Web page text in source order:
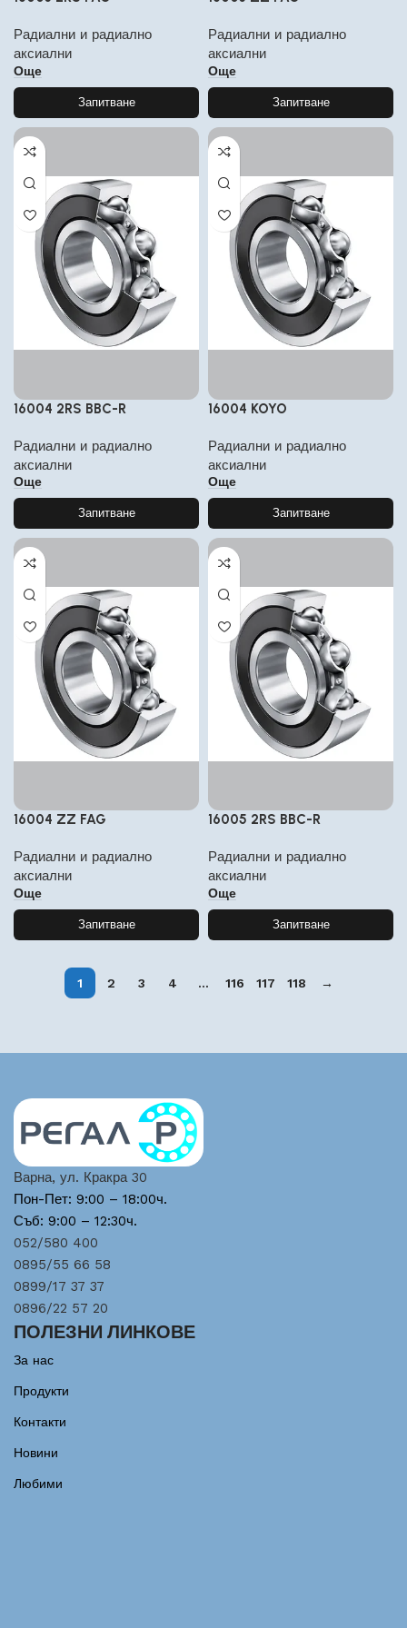
Радиални и радиално
аксиални
Още
Запитване
Радиални и радиално
аксиални
Още
Запитване
16004 2RS BBC-R
Радиални и радиално
аксиални
Още
Запитване
16004 KOYO
Радиални и радиално
аксиални
Още
Запитване
16004 ZZ FAG
Радиални и радиално
аксиални
Още
Запитване
16005 2RS BBC-R
Радиални и радиално
аксиални
Още
Запитване
1 2 3 4 … 116 117 118 →
Варна, ул. Кракра 30
Пон-Пет: 9:00 – 18:00ч.
Съб: 9:00 – 12:30ч.
052/580 400
0895/55 66 58
0899/17 37 37
0896/22 57 20
ПОЛЕЗНИ ЛИНКОВЕ
За нас
Продукти
Контакти
Новини
Любими